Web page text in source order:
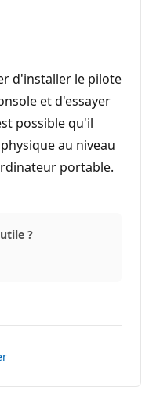
d'installer le pilote
et d'essayer
possible qu'il
au niveau
portable.
?